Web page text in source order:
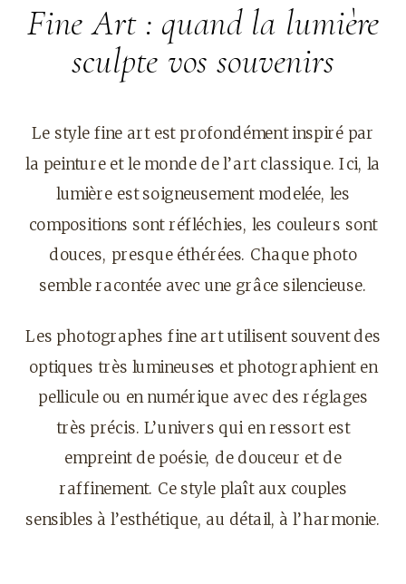
Fine Art : quand la lumière
sculpte vos souvenirs
Le style fine art est profondément inspiré par
la peinture et le monde de l’art classique. Ici, la
lumière est soigneusement modelée, les
compositions sont réfléchies, les couleurs sont
douces, presque éthérées. Chaque photo
semble racontée avec une grâce silencieuse.
Les photographes fine art utilisent souvent des
optiques très lumineuses et photographient en
pellicule ou en numérique avec des réglages
très précis. L’univers qui en ressort est
empreint de poésie, de douceur et de
raffinement. Ce style plaît aux couples
sensibles à l’esthétique, au détail, à l’harmonie.